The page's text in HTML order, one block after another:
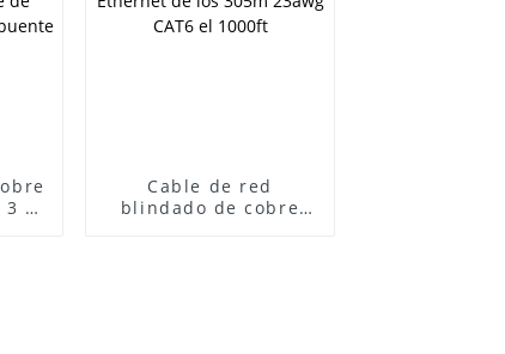
m
Cable de red
blindado de cobre